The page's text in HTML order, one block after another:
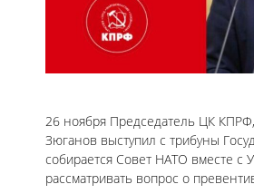
26 ноября Председатель ЦК
Зюганов выступил с трибуны
собирается Совет НАТО вместе с
рассматривать вопрос о